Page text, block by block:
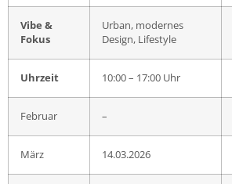
Vibe &
Fokus
Urban, modernes
Design, Lifestyle
Uhrzeit 10:00 – 17:00 Uhr
Februar –
März 14.03.2026